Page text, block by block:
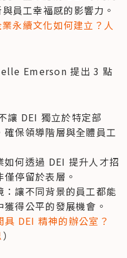
員工幸福感的影響力。
永續文化如何建立？人
Emerson 提出 3 點
讓 DEI 獨立於特定部
保領導階層與全體員工
何透過 DEI 提升人才招
停留於表層。
讓不同背景的員工都能
得公平的發展機會。
具 DEI 精神的辦公室？
）